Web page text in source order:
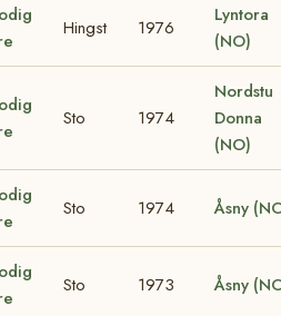
Hingst 1976
Lyntora
(NO)
Sto 1974
Nordstu
Donna
(NO)
Sto 1974 Åsny
Sto 1973 Åsny